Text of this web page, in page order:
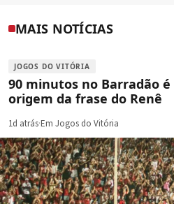
MAIS NOTÍCIAS
JOGOS DO VITÓRIA
90 minutos no Barradão
origem da frase do Renê
1d atrás·Em Jogos do Vitória